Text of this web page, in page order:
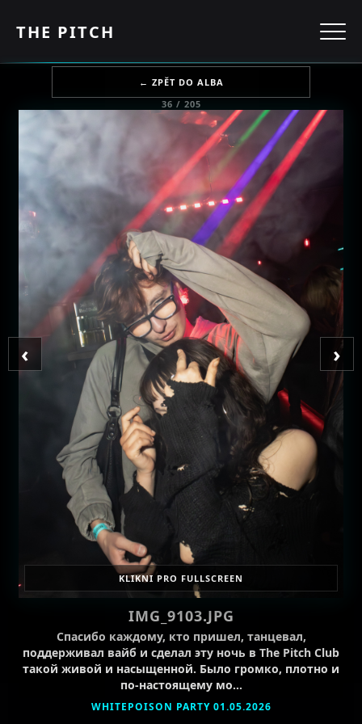
THE PITCH
← ZPĚT DO ALBA
36 / 205
‹ ›
KLIKNI PRO FULLSCREEN
IMG_9103.JPG
Спасибо каждому, кто пришел, танцевал,
поддерживал вайб и сделал эту ночь в The Pitch Club
такой живой и насыщенной. Было громко, плотно и
по-настоящему мо…
WHITEPOISON PARTY 01.05.2026